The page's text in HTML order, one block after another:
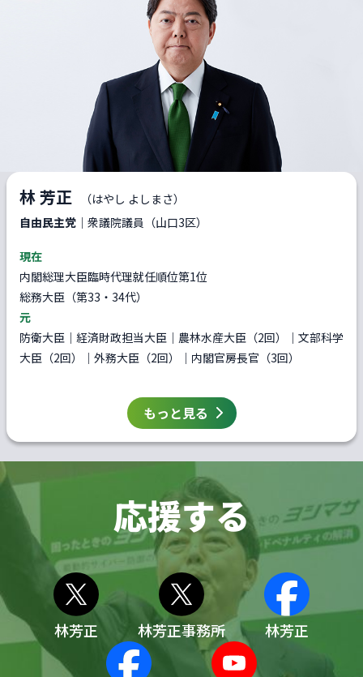
林 芳正
（はやし よしまさ）
自由民主党 ｜衆議院議員（山口3区）
現在
内閣総理大臣臨時代理就任順位第1位
総務大臣（第33・34代）
元
防衛大臣｜経済財政担当大臣｜農林水産大臣（2回）｜文部科学
大臣（2回）｜外務大臣（2回）｜内閣官房長官（3回）
もっと見る
応援する
林芳正 林芳正事務所 林芳正